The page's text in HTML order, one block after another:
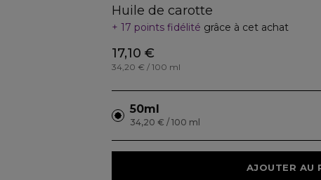
Huile de carotte
17 points fidélité grâce à cet achat
17,10 €
34,20 € / 100 ml
50ml
34,20 € / 100 ml